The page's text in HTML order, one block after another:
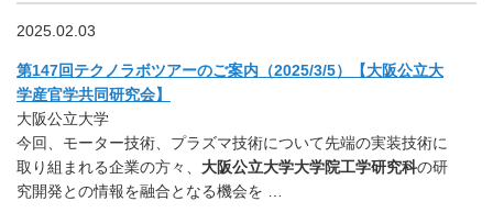
2025.02.03
第147回テクノラボツアーのご案内（2025/3/5）【大阪公立大
学産官学共同研究会】
大阪公立大学
今回、モーター技術、プラズマ技術について先端の実装技術に
取り組まれる企業の方々、 大阪公立大学大学院工学研究科の研
究開発との情報を融合となる機会を …